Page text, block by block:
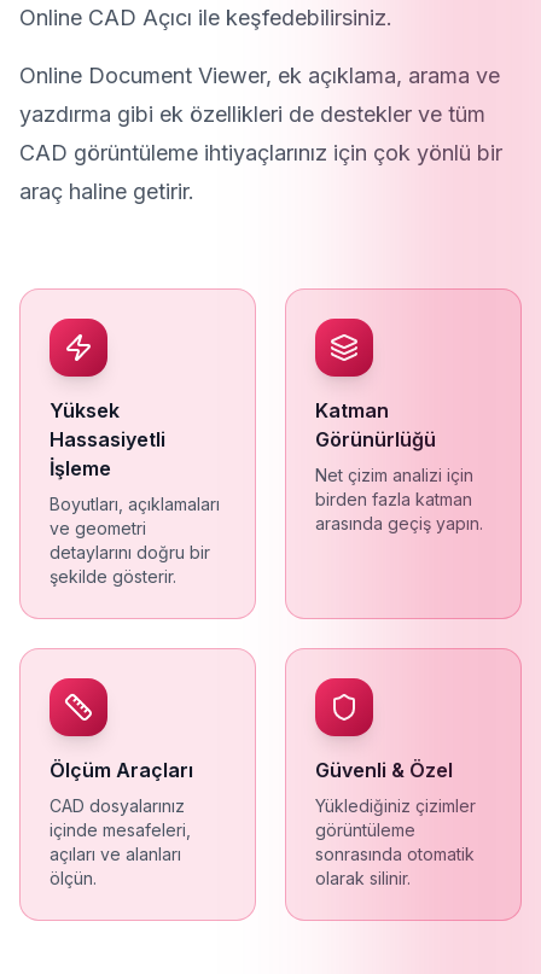
Online CAD Açıcı ile keşfedebilirsiniz.
Online Document Viewer, ek açıklama, arama ve
yazdırma gibi ek özellikleri de destekler ve tüm
CAD görüntüleme ihtiyaçlarınız için çok yönlü bir
araç haline getirir.
Yüksek
Hassasiyetli
İşleme
Boyutları, açıklamaları
ve geometri
detaylarını doğru bir
şekilde gösterir.
Katman
Görünürlüğü
Net çizim analizi için
birden fazla katman
arasında geçiş yapın.
Ölçüm Araçları
CAD dosyalarınız
içinde mesafeleri,
açıları ve alanları
ölçün.
Güvenli & Özel
Yüklediğiniz çizimler
görüntüleme
sonrasında otomatik
olarak silinir.